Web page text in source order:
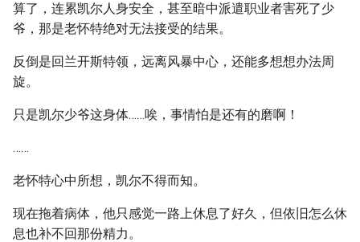
算了，连累凯尔人身安全，甚至暗中派遣职业者害死了少
爷，那是老怀特绝对无法接受的结果。
反倒是回兰开斯特领，远离风暴中心，还能多想想办法周
旋。
只是凯尔少爷这身体……唉，事情怕是还有的磨啊！
……
老怀特心中所想，凯尔不得而知。
现在拖着病体，他只感觉一路上休息了好久，但依旧怎么休
息也补不回那份精力。